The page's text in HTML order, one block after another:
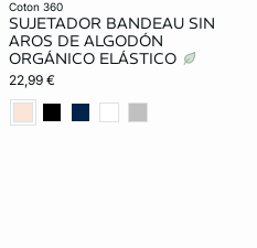
coton 360
SUJETADOR BANDEAU SIN
AROS DE ALGODÓN
ORGÁNICO ELÁSTICO
22,99 €